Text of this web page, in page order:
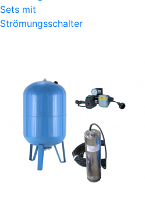
Sets mit
Strömungsschalter